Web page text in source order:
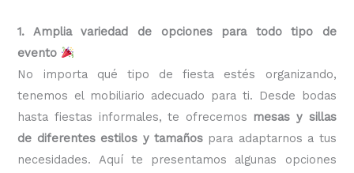
1. Amplia variedad de opciones para todo tipo de
evento
No importa qué tipo de fiesta estés organizando,
tenemos el mobiliario adecuado para ti. Desde bodas
hasta fiestas informales, te ofrecemos mesas y sillas
de diferentes estilos y tamaños para adaptarnos a tus
necesidades. Aquí te presentamos algunas opciones